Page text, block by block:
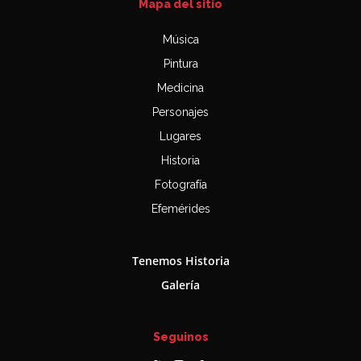
Mapa del sitio
Música
Pintura
Medicina
Personajes
Lugares
Historia
Fotografía
Efemérides
Tenemos Historia
Galería
Seguinos